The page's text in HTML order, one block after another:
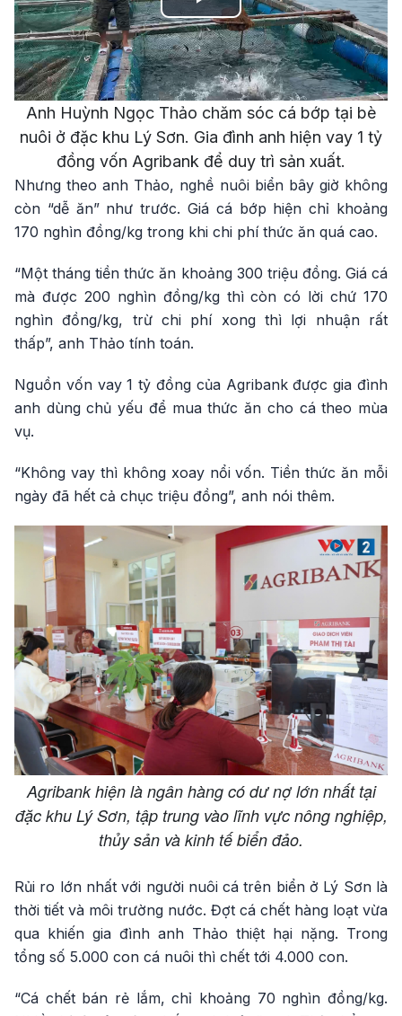
Play
Video
Anh Huỳnh Ngọc Thảo chăm sóc cá bớp tại bè
nuôi ở đặc khu Lý Sơn. Gia đình anh hiện vay 1 tỷ
đồng vốn Agribank để duy trì sản xuất.
Nhưng theo anh Thảo, nghề nuôi biển bây giờ không
còn “dễ ăn” như trước. Giá cá bớp hiện chỉ khoảng
170 nghìn đồng/kg trong khi chi phí thức ăn quá cao.
“Một tháng tiền thức ăn khoảng 300 triệu đồng. Giá cá
mà được 200 nghìn đồng/kg thì còn có lời chứ 170
nghìn đồng/kg, trừ chi phí xong thì lợi nhuận rất
thấp”, anh Thảo tính toán.
Nguồn vốn vay 1 tỷ đồng của Agribank được gia đình
anh dùng chủ yếu để mua thức ăn cho cá theo mùa
vụ.
“Không vay thì không xoay nổi vốn. Tiền thức ăn mỗi
ngày đã hết cả chục triệu đồng”, anh nói thêm.
Agribank hiện là ngân hàng có dư nợ lớn nhất tại
đặc khu Lý Sơn, tập trung vào lĩnh vực nông nghiệp,
thủy sản và kinh tế biển đảo.
Rủi ro lớn nhất với người nuôi cá trên biển ở Lý Sơn là
thời tiết và môi trường nước. Đợt cá chết hàng loạt vừa
qua khiến gia đình anh Thảo thiệt hại nặng. Trong
tổng số 5.000 con cá nuôi thì chết tới 4.000 con.
“Cá chết bán rẻ lắm, chỉ khoảng 70 nghìn đồng/kg.